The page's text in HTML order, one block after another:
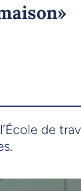
de